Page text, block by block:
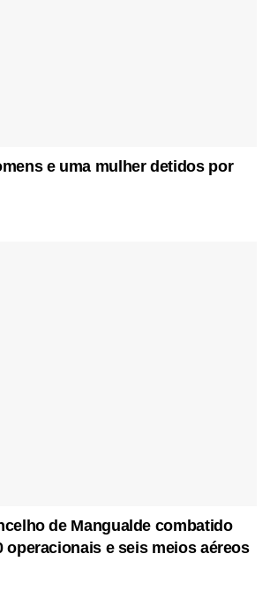
e uma mulher detidos por
de Mangualde combatido
operacionais e seis meios aéreos